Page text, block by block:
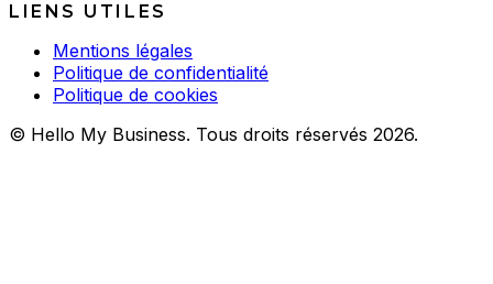
LIENS UTILES
Mentions légales
Politique de confidentialité
Politique de cookies
© Hello My Business. Tous droits réservés 2026.